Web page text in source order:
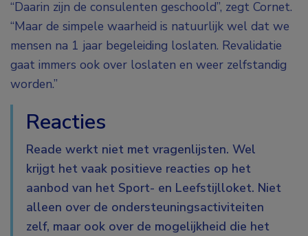
“Daarin zijn de consulenten geschoold”, zegt Cornet.
“Maar de simpele waarheid is natuurlijk wel dat we
mensen na 1 jaar begeleiding loslaten. Revalidatie
gaat immers ook over loslaten en weer zelfstandig
worden.”
Reacties
Reade werkt niet met vragenlijsten. Wel
krijgt het vaak positieve reacties op het
aanbod van het Sport- en Leefstijlloket. Niet
alleen over de ondersteuningsactiviteiten
zelf, maar ook over de mogelijkheid die het